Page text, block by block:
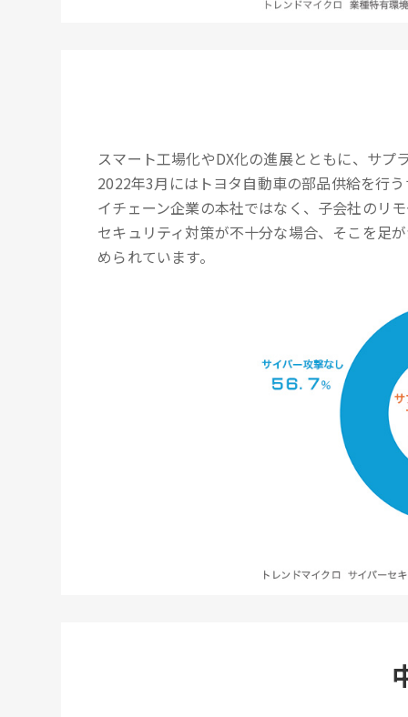
スマート工場化やDX化の進展とともに、サプ
2022年3月にはトヨタ自動車の部品供給を行
イチェーン企業の本社ではなく、子会社のリ
セキュリティ対策が不十分な場合、そこを足
められています。